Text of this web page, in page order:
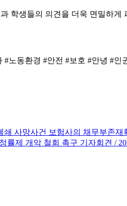
학생들의 의견을 더욱 면밀하
노동환경 #안전 #보호 #안녕 #
사망사건 보험사의 채무부존재
률제 개악 철회 촉구 기자회견 /